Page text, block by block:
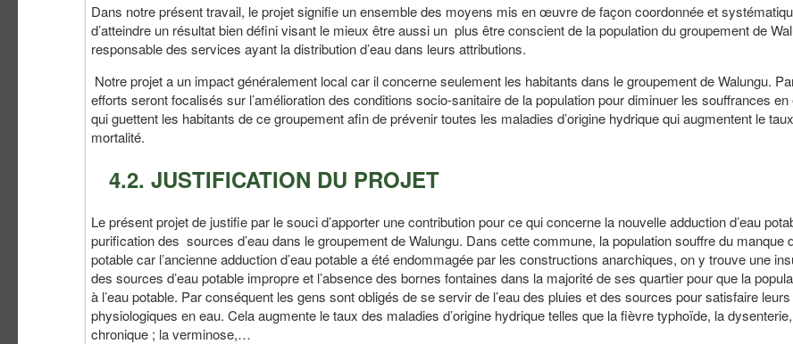
Dans notre présent travail, le projet signifie un ensemble des moyens mis en œuvre de façon coordonnée et
d’atteindre un résultat bien défini visant le mieux être aussi un plus être conscient de la population du groupement de
responsable des services ayant la distribution d’eau dans leurs attributions.
Notre projet a un impact généralement local car il concerne seulement les habitants dans le groupement de Walungu.
efforts seront focalisés sur l’amélioration des conditions socio-sanitaire de la population pour diminuer les souffrances en
qui guettent les habitants de ce groupement afin de prévenir toutes les maladies d’origine hydrique qui augmentent le
mortalité.
4.2. JUSTIFICATION DU PROJET
Le présent projet de justifie par le souci d’apporter une contribution pour ce qui concerne la nouvelle adduction d’eau
purification des sources d’eau dans le groupement de Walungu. Dans cette commune, la population souffre du manque
potable car l’ancienne adduction d’eau potable a été endommagée par les constructions anarchiques, on y trouve une
des sources d’eau potable impropre et l’absence des bornes fontaines dans la majorité de ses quartier pour que la
à l’eau potable. Par conséquent les gens sont obligés de se servir de l’eau des pluies et des sources pour satisfaire
physiologiques en eau. Cela augmente le taux des maladies d’origine hydrique telles que la fièvre typhoïde, la
chronique ; la verminose,…